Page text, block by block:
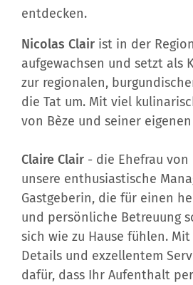
entdecken.
Nicolas Clair ist in der
aufgewachsen und setzt als
zur regionalen,
die Tat um. Mit viel
von Bèze und seiner
Claire Clair - die Ehefrau
unsere enthusiastische
Gastgeberin, die für einen
und persönliche Betreuung
sich wie zu Hause fühlen.
Details und exzellentem
dafür, dass Ihr Aufenthalt